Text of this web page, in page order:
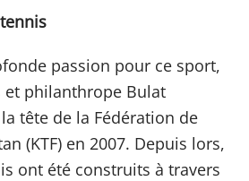
passion pour ce sport,
et philanthrope Bulat
tête de la Fédération de
(KTF) en 2007. Depuis lors,
ont été construits à travers